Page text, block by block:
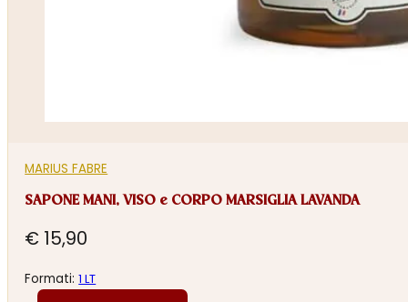
MARIUS FABRE
SAPONE MANI, VISO e CORPO MARSIGLIA LAVANDA
€ 15,90
Formati:1 LT